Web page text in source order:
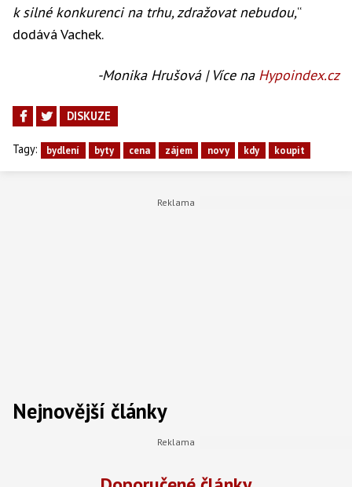
k silné konkurenci na trhu, zdražovat nebudou,“
dodává Vachek.
-Monika Hrušová | Více na Hypoindex.cz
DISKUZE
Tagy: bydlení byty cena zájem novy kdy koupit
Nejnovější články